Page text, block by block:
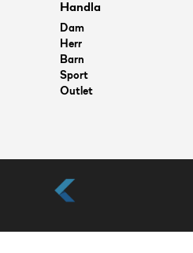
Handla
Dam
Herr
Barn
Sport
Outlet